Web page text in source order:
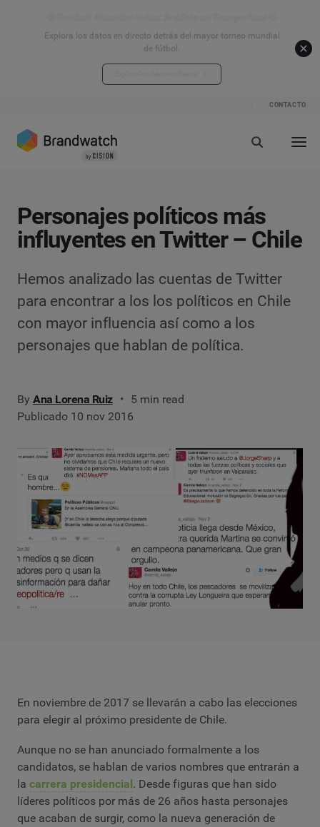
Explora los datos en directo detrás del mayor torneo mundial
de fútbol.
CONTACTO
Personajes políticos más
influyentes en Twitter – Chile
Hemos analizado las cuentas de Twitter
para encontrar a los los políticos en Chile
con mayor influencia así como a los
personajes que hablan de política.
By Ana Lorena Ruiz
5 min read
Publicado 10 nov 2016
En noviembre de 2017 se llevarán a cabo las elecciones
para elegir al próximo presidente de Chile.
Aunque no se han anunciado formalmente a los
candidatos, se hablan de varios nombres que entrarán a
la carrera presidencial. Desde figuras que han sido
líderes políticos por más de 26 años hasta personajes
que acaban de surgir, como la nueva generación de